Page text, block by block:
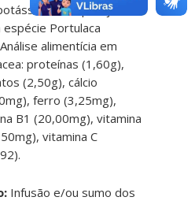
A composição
Portulaca
alimentícia em
proteínas (1,60g),
(2,50g), cálcio
ferro (3,25mg),
B1 (20,00mg), vitamina
vitamina C
Infusão e/ou sumo dos